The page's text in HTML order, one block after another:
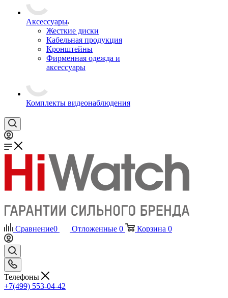
Аксессуары
Жесткие диски
Кабельная продукция
Кронштейны
Фирменная одежда и
аксессуары
Комплекты видеонаблюдения
Сравнение0 Отложенные 0 Корзина 0
Телефоны
+7(499) 553-04-42